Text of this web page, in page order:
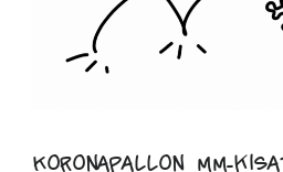
Koronapallon mm-